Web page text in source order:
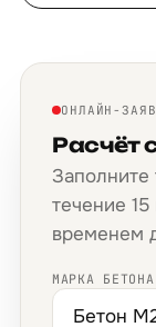
ОНЛАЙН-
Расчёт
течение
временем
МАРКА БЕТОНА